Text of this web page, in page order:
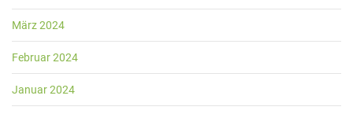
März 2024
Februar 2024
Januar 2024